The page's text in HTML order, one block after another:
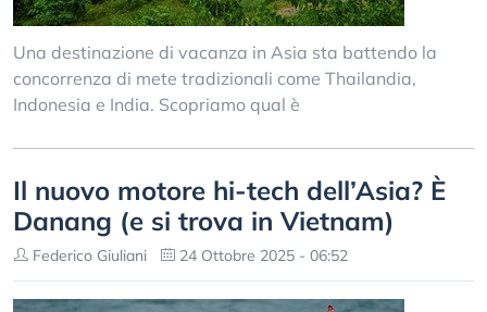
Una destinazione di vacanza in Asia sta battendo la
concorrenza di mete tradizionali come Thailandia,
Indonesia e India. Scopriamo qual è
Il nuovo motore hi-tech dell’Asia? È
Danang (e si trova in Vietnam)
Federico Giuliani 24 Ottobre 2025 - 06:52